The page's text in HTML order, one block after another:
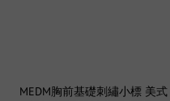
MEDM胸前基礎刺繡小標 美式